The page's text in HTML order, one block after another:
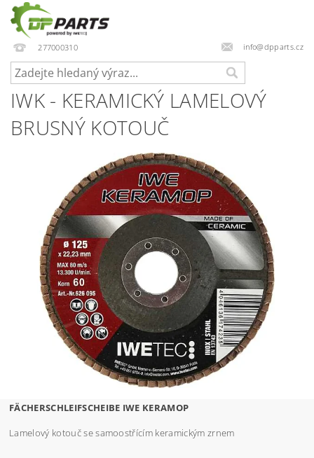
277000310 info@dpparts.cz
IWK - KERAMICKÝ LAMELOVÝ
BRUSNÝ KOTOUČ
FÄCHERSCHLEIFSCHEIBE IWE KERAMOP
Lamelový kotouč se samoostřícím keramickým zrnem